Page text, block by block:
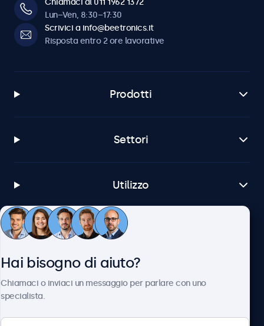
Chiamaci al 011 1962 1372
Lun–Ven, 8:30–17:30
Scrivici a info@beetronics.it
Risposta entro 2 ore lavorative
Prodotti
Settori
Utilizzo
Servizio Clienti
Hai bisogno di aiuto?
Chiamaci o inviaci un messaggio per parlare con uno
specialista.